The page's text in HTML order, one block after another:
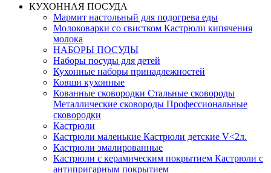
КУХОННАЯ ПОСУДА
Мармит настольный для подогрева еды
Молоковарки со свистком Кастрюли кипячения
молока
НАБОРЫ ПОСУДЫ
Наборы посуды для детей
Кухонные наборы принадлежностей
Ковши кухонные
Кованные сковородки Стальные сковороды
Металлические сковороды Профессиональные
сковородки
Кастрюли
Кастрюли маленькие Кастрюли детские V<2л.
Кастрюли эмалированные
Кастрюли с керамическим покрытием Кастрюли с
антипригарным покрытием